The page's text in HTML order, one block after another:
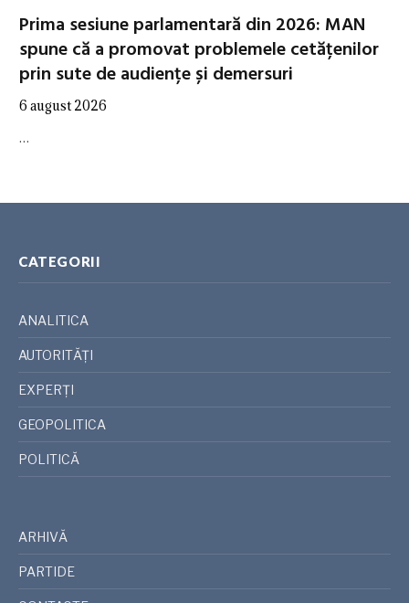
Prima sesiune parlamentară din 2026: MAN
spune că a promovat problemele cetățenilor
prin sute de audiențe și demersuri
6 august 2026
…
CATEGORII
ANALITICA
AUTORITĂȚI
EXPERȚI
GEOPOLITICA
POLITICĂ
ARHIVĂ
PARTIDE